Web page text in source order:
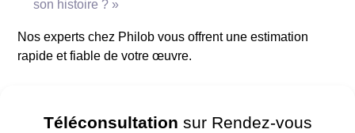
**Importance et influence**
son histoire ? »
Nos experts chez Philob vous offrent une estimation
rapide et fiable de votre œuvre.
Téléconsultation sur Rendez-vous